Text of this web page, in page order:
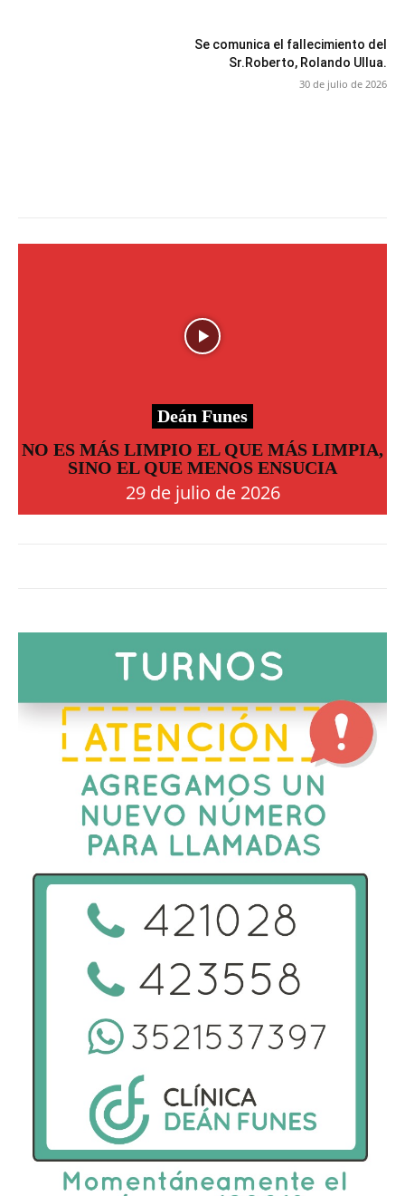
Se comunica el fallecimiento del
Sr.Roberto, Rolando Ullua.
30 de julio de 2026
Deán Funes
NO ES MÁS LIMPIO EL QUE MÁS LIMPIA,
SINO EL QUE MENOS ENSUCIA
29 de julio de 2026